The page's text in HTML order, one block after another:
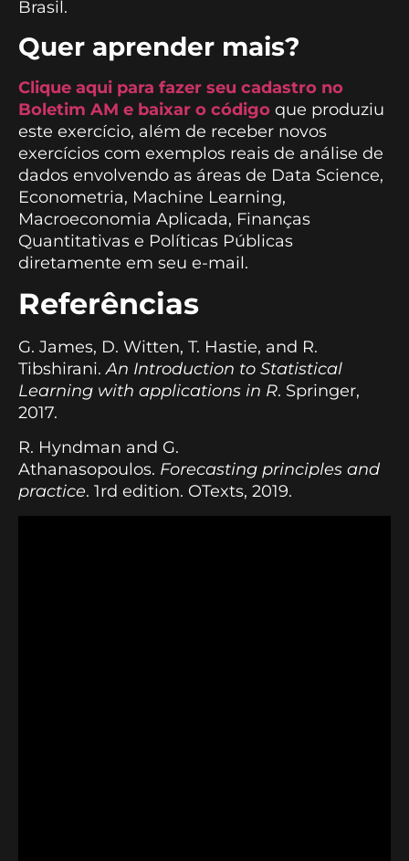
Brasil.
Quer aprender mais?
Clique aqui para fazer seu cadastro no
Boletim AM e baixar o código que produziu
este exercício, além de receber novos
exercícios com exemplos reais de análise de
dados envolvendo as áreas de Data Science,
Econometria, Machine Learning,
Macroeconomia Aplicada, Finanças
Quantitativas e Políticas Públicas
diretamente em seu e-mail.
Referências
G. James, D. Witten, T. Hastie, and R.
Tibshirani.An Introduction to Statistical
Learning with applications in R. Springer,
2017.
R. Hyndman and G.
Athanasopoulos. Forecasting principles and
practice. 1rd edition. OTexts, 2019.